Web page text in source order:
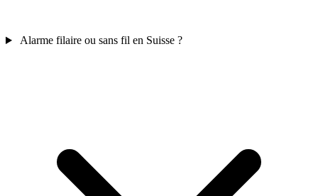
Alarme filaire ou sans fil en Suisse ?